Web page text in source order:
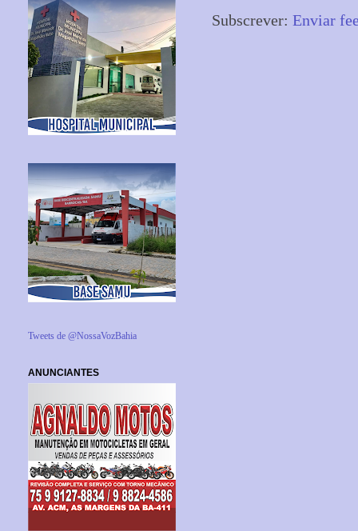
Subscrever: Enviar
Tweets de @NossaVozBahia
ANUNCIANTES